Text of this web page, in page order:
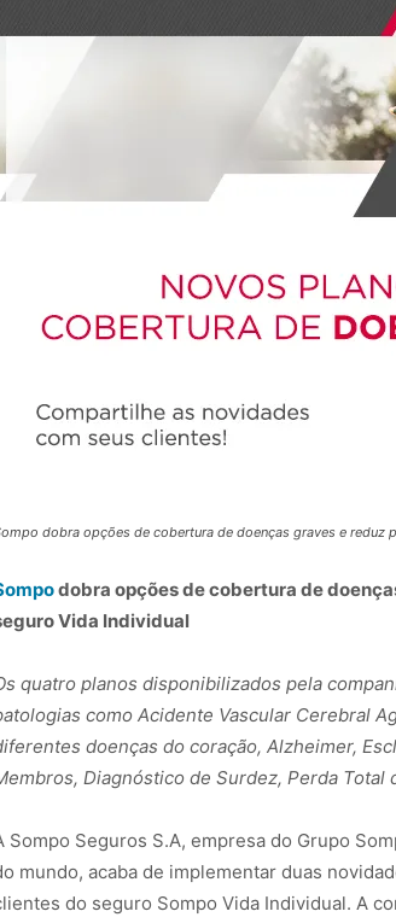
dobra opções de cobertura de doenças graves e reduz
dobra opções de cobertura de
Vida Individual
quatro planos disponibilizados pela
como Acidente Vascular Cerebral
doenças do coração, Alzheimer,
Diagnóstico de Surdez, Perda
Sompo Seguros S.A, empresa do Grupo
mundo, acaba de implementar duas
do seguro Sompo Vida Individual. A